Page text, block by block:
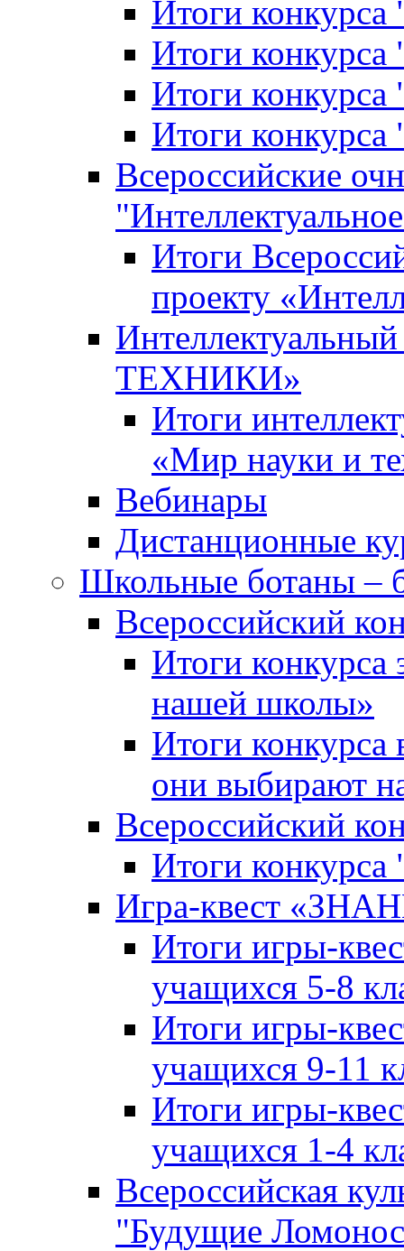
Итоги
Итоги конкурса
Итоги
Итоги
Всероссийские
Итоги
проекту
ТЕХНИКИ»
Итоги
«Мир науки и
Вебинары
Дистанционные
Школьные ботаны –
Всероссийский
Итоги
нашей школы»
Итоги конкурса
они выбирают
Всероссийский
Итоги
Игра-квест
Итоги игры-
учащихся 5-8
Итоги игры-
учащихся 9-11
Итоги игры-
учащихся 1-4
Всероссийская
"Будущие